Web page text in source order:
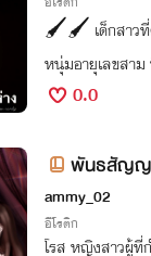
🖌️🖌️ เด็กสาวที่ต้อ
หนุ่มอายุเลขสา
0.0
พันธสัญญ
ammy_02
อีโรติก
โรส หญิงสาวผู้ที่